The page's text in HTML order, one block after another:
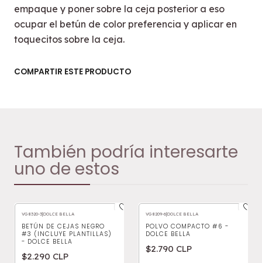
empaque y poner sobre la ceja posterior a eso
ocupar el betún de color preferencia y aplicar en
toquecitos sobre la ceja.
COMPARTIR ESTE PRODUCTO
También podría interesarte
uno de estos
VG8320-3|DOLCE BELLA
BETÚN DE CEJAS NEGRO
#3 (INCLUYE PLANTILLAS)
- DOLCE BELLA
$2.290 CLP
VG8209-6|DOLCE BELLA
POLVO COMPACTO #6 -
DOLCE BELLA
$2.790 CLP